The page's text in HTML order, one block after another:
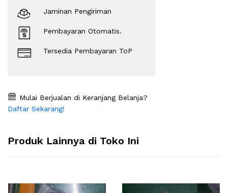
Jaminan Pengiriman
Pembayaran Otomatis.
Tersedia Pembayaran ToP
Mulai Berjualan di Keranjang Belanja?
Daftar Sekarang!
Produk Lainnya di Toko Ini